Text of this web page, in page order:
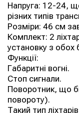
Напруга: 12-24,
різних типів
Розміри: 46 см
Комплект: 2
установку з обох
Функції:
Габаритні вогні.
Стоп сигнали.
Поворотник, що
повороту).
Такий тип